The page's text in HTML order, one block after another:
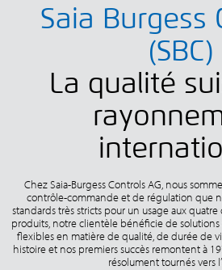
Saia Burgess
(SBC)
La qualité
Chez Saia-Burgess Controls AG, nous
contrôle-commande et de régulation que
standards très stricts pour un usage aux
produits, notre clientèle bénéficie de solutions
flexibles en matière de qualité, de durée de
histoire et nos premiers succès remontent à
résolument tournés vers